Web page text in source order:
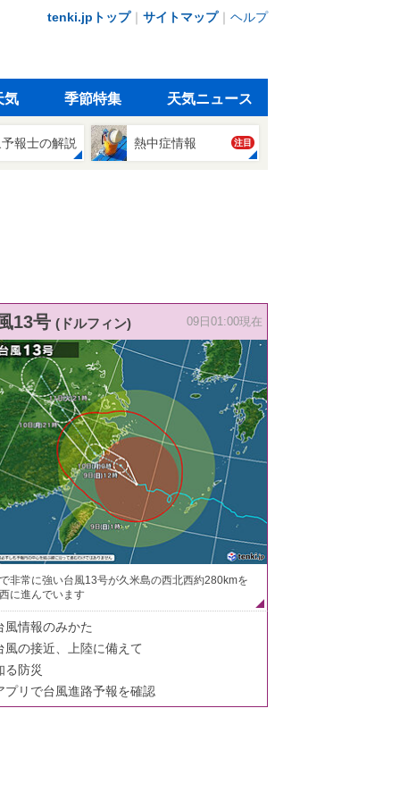
tenki.jpトップ｜ サイトマップ｜ ヘルプ
気 季節特集 天気ニュース
報士の解説 熱中症情報 注目
13号 (ドルフィン) 09日01:00現在
非常に強い台風13号が久米島の西北西約280kmを
に進んでいます
風情報のみかた
風の接近、上陸に備えて
る防災
プリで台風進路予報を確認